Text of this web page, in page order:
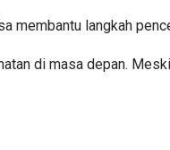
membantu langkah
di masa depan.